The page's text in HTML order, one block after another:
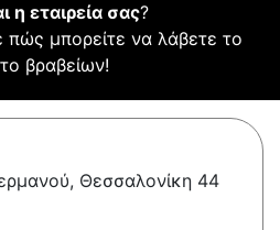
η εταιρεία σας?
πώς μπορείτε να λάβετε το
βραβείων!
Θεσσαλονίκη 44